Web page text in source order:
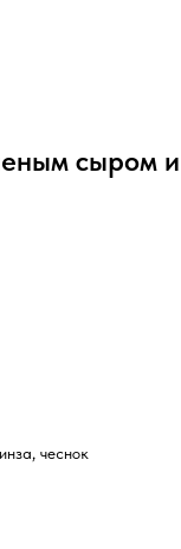
сыром и
чеснок